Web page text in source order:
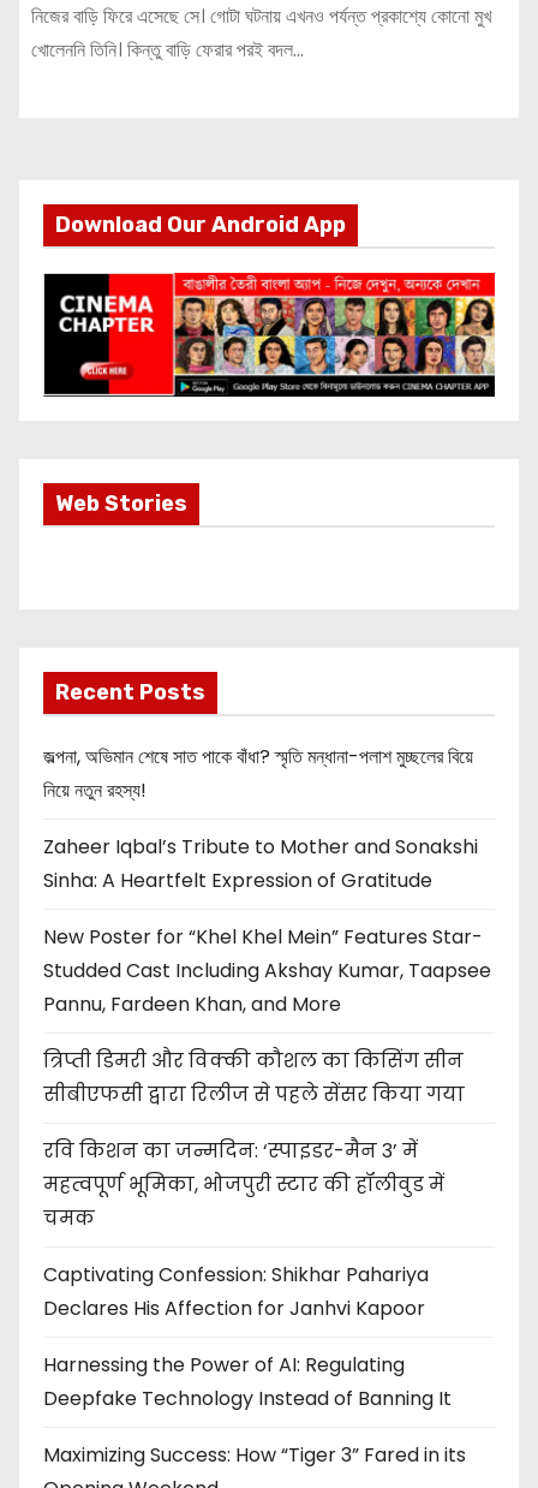
নিজের বাড়ি ফিরে এসেছে সে। গোটা ঘটনায় এখনও পর্যন্ত প্রকাশ্যে কোনো মুখ
খোলেননি তিনি। কিন্তু বাড়ি ফেরার পরই বদল…
Download Our Android App
Web StoriesMost Important
Info about
Recent Posts
জল্পনা, অভিমান শেষে সাত পাকে বাঁধা? স্মৃতি মন্ধানা-পলাশ মুচ্ছলের বিয়ে
নিয়ে নতুন রহস্য!
Zaheer Iqbal’s Tribute to Mother and Sonakshi
Sinha: A Heartfelt Expression of Gratitude
New Poster for “Khel Khel Mein” Features Star-
Studded Cast Including Akshay Kumar, Taapsee
Pannu, Fardeen Khan, and More
त्रिप्ती डिमरी और विक्की कौशल का किसिंग सीन
सीबीएफसी द्वारा रिलीज से पहले सेंसर किया गया
रवि किशन का जन्मदिन: ‘स्पाइडर-मैन 3’ में
महत्वपूर्ण भूमिका, भोजपुरी स्टार की हॉलीवुड में
चमक
Captivating Confession: Shikhar Pahariya
Declares His Affection for Janhvi Kapoor
Harnessing the Power of AI: Regulating
Deepfake Technology Instead of Banning It
Maximizing Success: How “Tiger 3” Fared in its